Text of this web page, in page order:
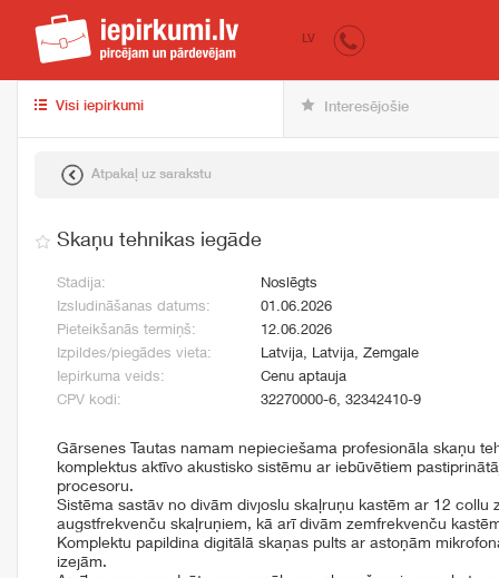
iepirkumi.lv
LV
Visi iepirkumi Interesējošie
Atpakaļ uz sarakstu
Skaņu tehnikas iegāde
Stadija:
Noslēgts
Izsludināšanas datums:
01.06.2026
Pieteikšanās termiņš:
12.06.2026
Izpildes/piegādes vieta:
Latvija, Latvija, Zemgale
Iepirkuma veids:
Cenu aptauja
CPV kodi:
32270000-6, 32342410-9
Gārsenes Tautas namam nepieciešama profesionāla skaņu
komplektus aktīvo akustisko sistēmu ar iebūvētiem
procesoru.
Sistēma sastāv no divām divjoslu skaļruņu kastēm ar 12 collu
augstfrekvenču skaļruņiem, kā arī divām zemfrekvenču
Komplektu papildina digitālā skaņas pults ar astoņām
izejām.